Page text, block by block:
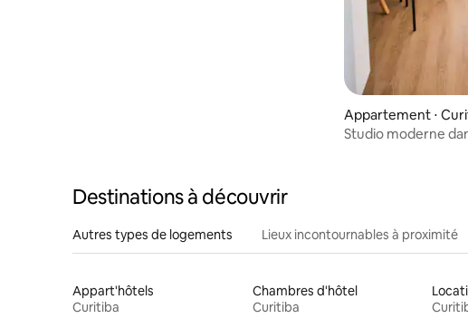
Appartement ⋅
Studio moderne
Destinations à découvrir
Autres types de logements Lieux incontournables à proximité
Appart'hôtels
Curitiba
Chambres d'hôtel
Curitiba